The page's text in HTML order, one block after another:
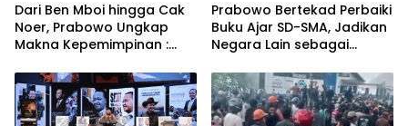
Dari Ben Mboi hingga Cak
Noer, Prabowo Ungkap
Makna Kepemimpinan :
Gunakan Akal Sehat
Prabowo Bertekad Perbaiki
Buku Ajar SD-SMA, Jadikan
Negara Lain sebagai